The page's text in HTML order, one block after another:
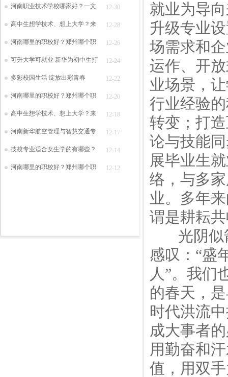
河南职业技术学校哪家好？一文 12-30
高中生想学技术、想上大学？来 12-28
河南哪里的职校好？郑州哪个职 12-26
可升大学可就业 新华为初中生打 12-24
多彩校园生活 绽放出彩青春 12-22
河南哪里的职校好？郑州哪个职 12-20
高中生想学技术、想上大学？来 12-18
河南新华航空管理与智慧交通专 12-17
技校专业适合女生学的有哪些？ 12-14
河南哪里的职校好？郑州哪个职 12-12
就业为导
升级专业
场需求和
运作、开
业场景，
行业经验
转变；打
论与技能
展毕业生
络，与多
业。多年
谓是耕耘
光阴似箭
感叹：“盛
人”。我们
的春天，
时代洪流
成大事者
用勤奋和
值，用双